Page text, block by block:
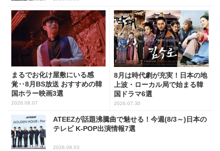
まるでお化け屋敷にいる感
覚‥8月BS放送 おすすめの韓
国ホラー映画3選
2026.08.07
8月は時代劇が充実！日本の地
上波・ローカル局で始まる韓
国ドラマ6選
2026.07.30
ATEEZが話題沸騰曲で魅せる！今週(8/3～)日本の
テレビ K-POP出演情報7選
2026.08.03